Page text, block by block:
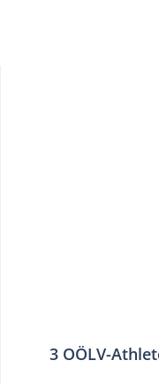
3 OÖLV-